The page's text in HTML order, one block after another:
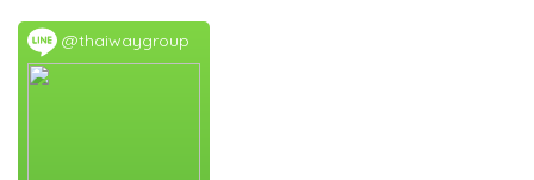
@thaiwaygroup